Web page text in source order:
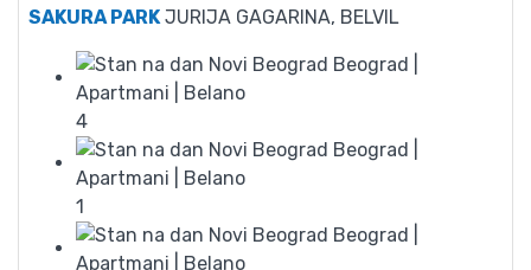
SAKURA PARK JURIJA GAGARINA, BELVIL
4
1